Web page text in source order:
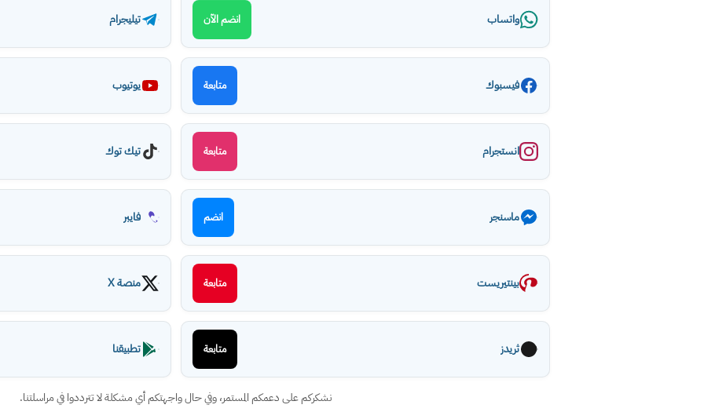
واتساب انضم الآن تيليجرام
فيسبوك متابعة يوتيوب
انستجرام متابعة تيك توك
ماسنجر انضم فايبر
بينتيريست متابعة منصة X
ثريدز متابعة تطبيقنا
نشكركم على دعمكم المستمر، وفي حال واجهتكم أي مشكلة لا تترددوا في مراسلتنا.